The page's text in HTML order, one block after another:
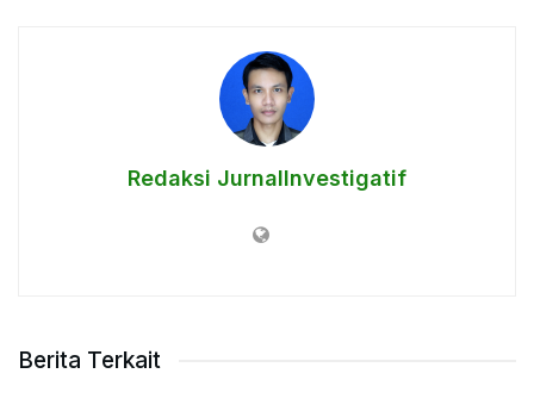
Redaksi JurnalInvestigatif
Berita Terkait